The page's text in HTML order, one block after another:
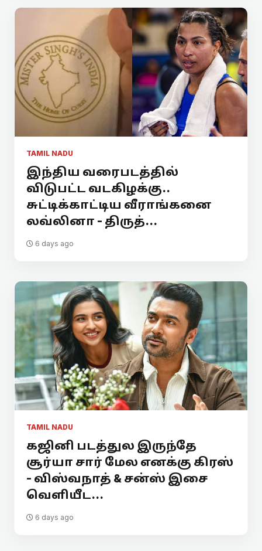
TAMIL NADU
இந்திய வரைபடத்தில்
விடுபட்ட வடகிழக்கு..
சுட்டிக்காட்டிய வீராங்கனை
லவ்லினா - திருத்...
6 days ago
TAMIL NADU
கஜினி படத்துல இருந்தே
சூர்யா சார் மேல எனக்கு கிரஸ்
- விஸ்வநாத் & சன்ஸ் இசை
வெளியீட...
6 days ago